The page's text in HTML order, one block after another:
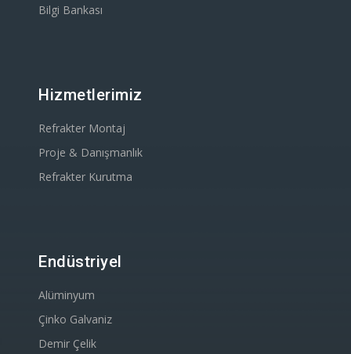
Bilgi Bankası
Hizmetlerimiz
Refrakter Montaj
Proje & Danışmanlık
Refrakter Kurutma
Endüstriyel
Alüminyum
Çinko Galvaniz
Demir Çelik